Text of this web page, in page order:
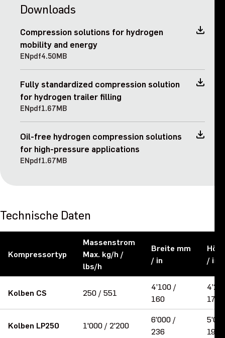
Downloads
Compression solutions for hydrogen
mobility and energy
ENpdf4.50MB
Fully standardized compression solution
for hydrogen trailer filling
ENpdf1.67MB
Oil-free hydrogen compression solutions
for high-pressure applications
ENpdf1.67MB
Technische Daten
Kompressortyp
Massenstrom
Max. kg/h /
lbs/h
Breite mm
/ in
/ in
Kolben CS 250 / 551
4’100 /
160
170
Kolben LP250 1'000 / 2'200
6’000 /
236
197